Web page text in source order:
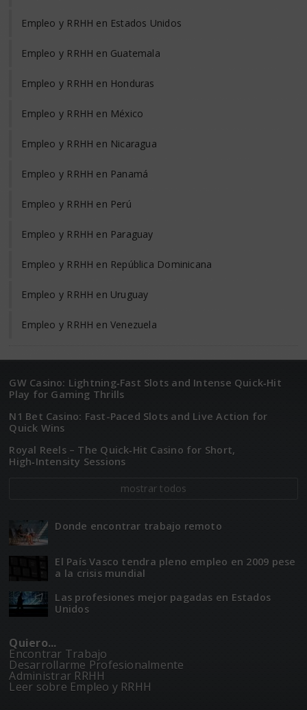
Empleo y RRHH en Estados Unidos
Empleo y RRHH en Guatemala
Empleo y RRHH en Honduras
Empleo y RRHH en México
Empleo y RRHH en Nicaragua
Empleo y RRHH en Panamá
Empleo y RRHH en Perú
Empleo y RRHH en Paraguay
Empleo y RRHH en República Dominicana
Empleo y RRHH en Uruguay
Empleo y RRHH en Venezuela
GW Casino: Lightning‑Fast Slots and Intense Quick‑Hit
Play for Gaming Thrills
N1 Bet Casino: Fast-Paced Slots and Live Action for
Quick Wins
Royal Reels – The Quick‑Hit Casino for Short,
High‑Intensity Sessions
mostrar todos
Donde encontrar trabajo remoto
El Paí­­s Vasco tendra pleno empleo en 2009 pese
a la crisis mundial
Las profesiones mejor pagadas en Estados
Unidos
Quiero...
Encontrar Trabajo
Desarrollarme Profesionalmente
Administrar RRHH
Leer sobre Empleo y RRHH